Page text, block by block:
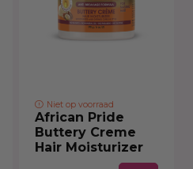
Niet op voorraad
African Pride
Buttery Creme
Hair Moisturizer